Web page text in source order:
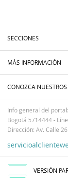
SECCIONES
MÁS INFORMACIÓN
CONOZCA NUESTROS
Info general del
Bogotá 5714444 -
Dirección: Av. Calle
VERSIÓN